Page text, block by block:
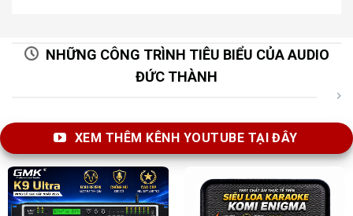
NHỮNG CÔNG TRÌNH TIÊU BIỂU CỦA AUDIO
ĐỨC THÀNH
XEM THÊM KÊNH YOUTUBE TẠI ĐÂY